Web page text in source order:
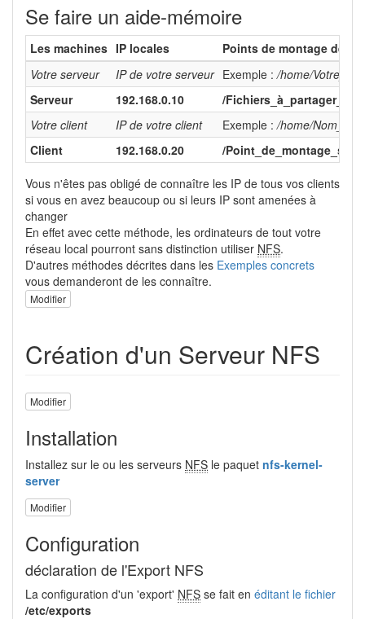
Se faire un aide-mémoire
Les machines IP locales
Points de montage des
Votre serveur
IP de votre serveur Exemple :/home/
Serveur
192.168.0.10
/
Votre client
IP de votre client Exemple :/home/
Client
192.168.0.20 /
Vous n'êtes pas obligé de connaître les IP de tous vos clients
si vous en avez beaucoup ou si leurs IP sont amenées à
changer
En effet avec cette méthode, les ordinateurs de tout votre
réseau local pourront sans distinction utiliser NFS.
D'autres méthodes décrites dans les Exemples concrets
vous demanderont de les connaître.
Modifier
Création d'un Serveur NFS
Modifier
Installation
Installez sur le ou les serveurs NFS le paquet nfs-kernel-
server
Modifier
Configuration
déclaration de l'Export NFS
La configuration d'un 'export' NFS se fait en éditant le fichier
/etc/exports